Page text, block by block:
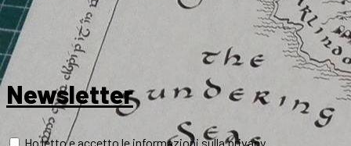
Newsletter
Ho letto e accetto le informazioni sulla privacy